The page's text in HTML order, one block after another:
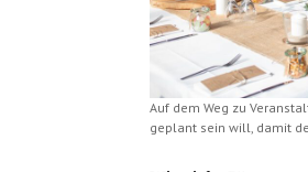
Auf dem Weg zu
geplant sein will, damit